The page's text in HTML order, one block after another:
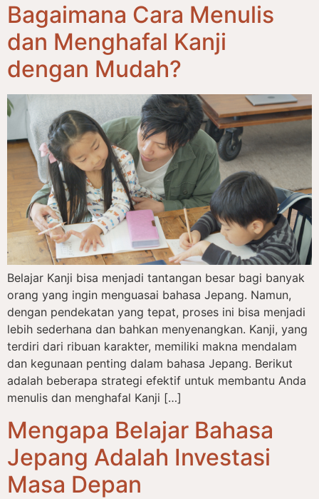
Bagaimana Cara Menulis
dan Menghafal Kanji
dengan Mudah?
Belajar Kanji bisa menjadi tantangan besar bagi banyak
orang yang ingin menguasai bahasa Jepang. Namun,
dengan pendekatan yang tepat, proses ini bisa menjadi
lebih sederhana dan bahkan menyenangkan. Kanji, yang
terdiri dari ribuan karakter, memiliki makna mendalam
dan kegunaan penting dalam bahasa Jepang. Berikut
adalah beberapa strategi efektif untuk membantu Anda
menulis dan menghafal Kanji […]
Mengapa Belajar Bahasa
Jepang Adalah Investasi
Masa Depan